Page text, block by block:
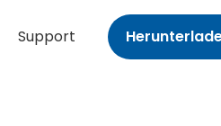
Support